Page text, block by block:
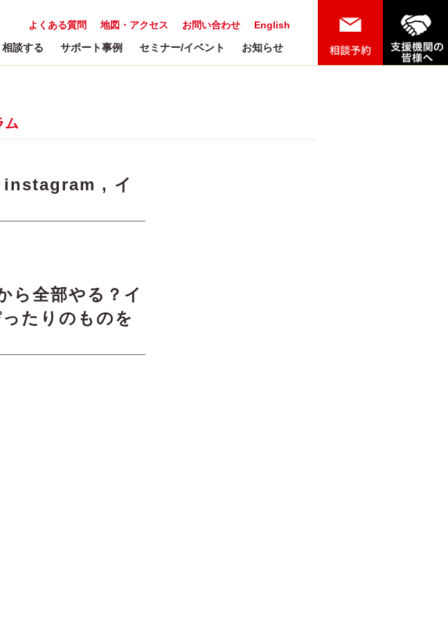
English
お問い合わせ
地図・アクセス
よくある質問
相談する サポート事例 セミナー/イベント お知らせ
ム
instagram , イ
ら全部やる？イ
たりのものを